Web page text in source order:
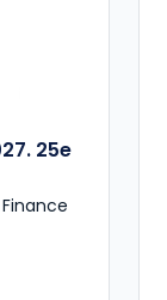
25e